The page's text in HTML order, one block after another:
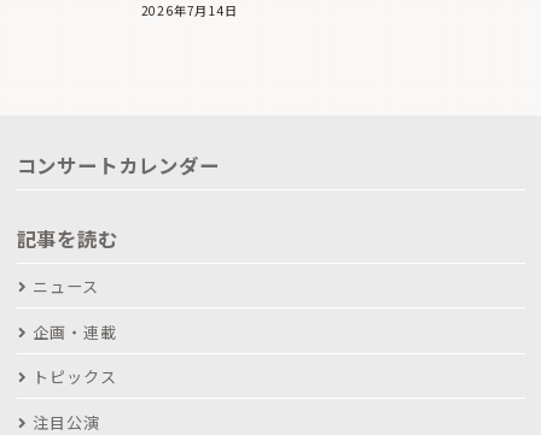
2026年7月14日
コンサートカレンダー
記事を読む
ニュース
企画・連載
トピックス
注目公演